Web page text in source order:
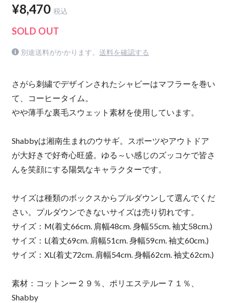
¥8,470 税込
SOLD OUT
別途送料がかかります。 送料を確認する
さがら刺繍でデザインされたシャビーはマフラーを巻い
て、コーヒータイム。
やや薄手な裏毛スウェット素材を使用しています。
Shabbyは湘南生まれのウサギ。スポーツやアウトドア
が大好きで好奇心旺盛。ゆる～い感じのズッコケで皆さ
んを笑顔にする陽気なキャラクターです。
サイズは種類のボックスからプルダウンして選んでくだ
さい。プルダウンできないサイズは売り切れです。
サイズ：M(着丈66cm. 肩幅48cm. 身幅55cm. 袖丈58cm.)
サイズ：L(着丈69cm. 肩幅51cm. 身幅59cm. 袖丈60cm.)
サイズ：XL(着丈72cm. 肩幅54cm. 身幅62cm. 袖丈62cm.)
素材：コットンー２９％、ポリエステルー７１％、
Shabby